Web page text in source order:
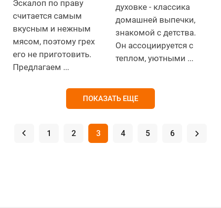
Эскалоп по праву
считается самым
вкусным и нежным
мясом, поэтому грех
его не приготовить.
Предлагаем ...
духовке - классика
домашней выпечки,
знакомой с детства.
Он ассоциируется с
теплом, уютными ...
ПОКАЗАТЬ ЕЩЕ
. 1 2 3 4 5 6 .